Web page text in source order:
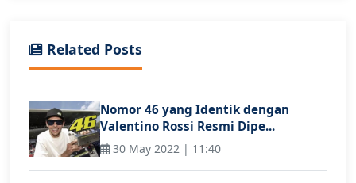
Related Posts
Nomor 46 yang Identik dengan
Valentino Rossi Resmi Dipe...
30 May 2022 | 11:40